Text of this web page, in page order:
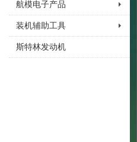
航模电子产品
装机辅助工具
斯特林发动机